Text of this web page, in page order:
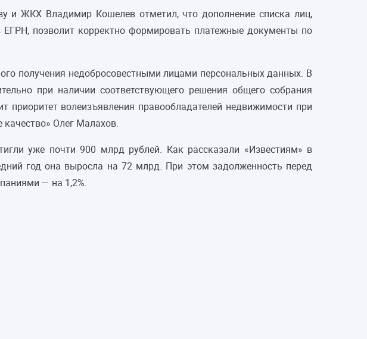
и ЖКХ Владимир Кошелев отметил, что дополнение списка лиц,
позволит корректно формировать платежные документы по
получения недобросовестными лицами персональных данных. В
при наличии соответствующего решения общего собрания
волеизъявления правообладателей недвижимости при
Олег Малахов.
уже почти 900 млрд рублей. Как рассказали «Известиям» в
год она выросла на 72 млрд. При этом задолженность перед
— на 1,2%.